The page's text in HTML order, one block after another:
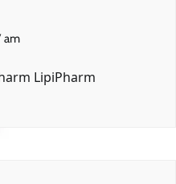
am
LipiPharm